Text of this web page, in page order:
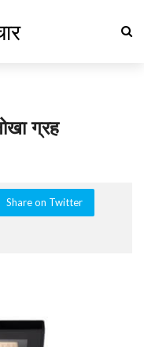
ग्रह
Share on Twitter